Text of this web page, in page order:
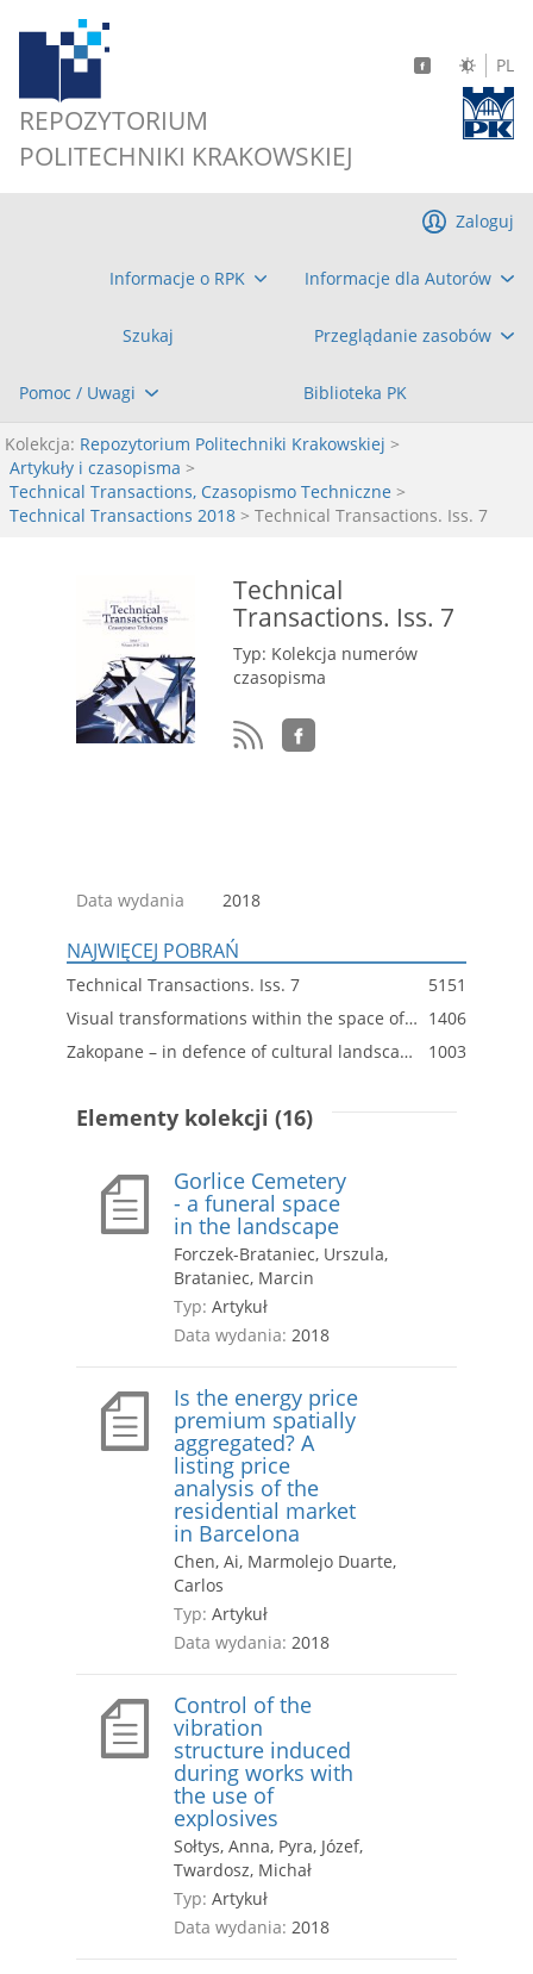
REPOZYTORIUM
POLITECHNIKI KRAKOWSKIEJ
PL
Informacje o RPK Informacje dla Autorów
Szukaj Przeglądanie zasobów
Pomoc / Uwagi Biblioteka PK
Zaloguj
Kolekcja: Repozytorium Politechniki Krakowskiej >
Artykuły i czasopisma >
Technical Transactions, Czasopismo Techniczne >
Technical Transactions 2018 > Technical Transactions. Iss. 7
Technical
Transactions. Iss. 7
Typ: Kolekcja numerów
czasopisma
Data wydania 2018
NAJWIĘCEJ POBRAŃ
Technical Transactions. Iss. 7
5151
Visual transformations within the space of the city. The Bilbao Effect 1406
Zakopane – in defence of cultural landscape – clerks’ parcels
1003
Elementy kolekcji (16)
Gorlice Cemetery
- a funeral space
in the landscape
Forczek-Brataniec, Urszula,
Brataniec, Marcin
Typ: Artykuł
Data wydania: 2018
Is the energy price
premium spatially
aggregated? A
listing price
analysis of the
residential market
in Barcelona
Chen, Ai, Marmolejo Duarte,
Carlos
Typ: Artykuł
Data wydania: 2018
Control of the
vibration
structure induced
during works with
the use of
explosives
Sołtys, Anna, Pyra, Józef,
Twardosz, Michał
Typ: Artykuł
Data wydania: 2018